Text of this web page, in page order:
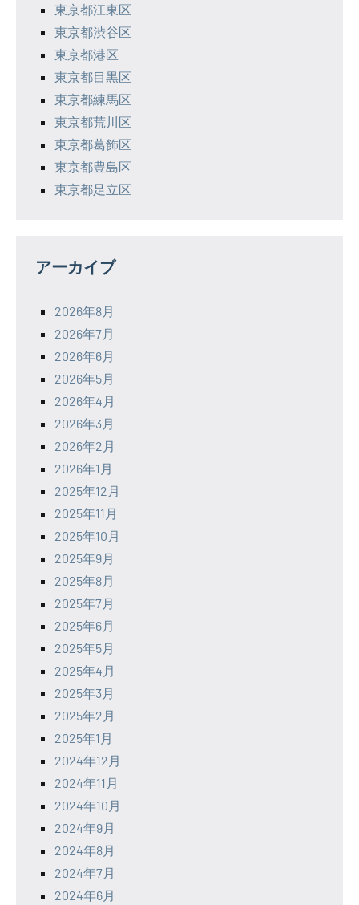
東京都江東区
東京都渋谷区
東京都港区
東京都目黒区
東京都練馬区
東京都荒川区
東京都葛飾区
東京都豊島区
東京都足立区
アーカイブ
2026年8月
2026年7月
2026年6月
2026年5月
2026年4月
2026年3月
2026年2月
2026年1月
2025年12月
2025年11月
2025年10月
2025年9月
2025年8月
2025年7月
2025年6月
2025年5月
2025年4月
2025年3月
2025年2月
2025年1月
2024年12月
2024年11月
2024年10月
2024年9月
2024年8月
2024年7月
2024年6月